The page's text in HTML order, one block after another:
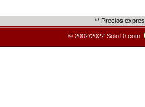
** Precios
© 2002/2022 Solo10.com